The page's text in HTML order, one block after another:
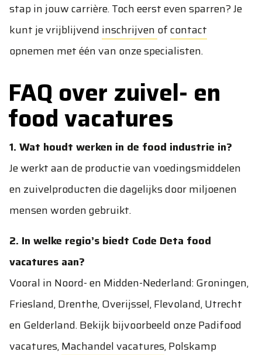
stap in jouw carrière. Toch eerst even sparren? Je
kunt je vrijblijvend inschrijven ofcontact
opnemen met één van onze specialisten.
FAQ over zuivel- en
food vacatures
1. Wat houdt werken in de food industrie in?
Je werkt aan de productie van voedingsmiddelen
en zuivelproducten die dagelijks door miljoenen
mensen worden gebruikt.
2. In welke regio’s biedt Code Deta food
vacatures aan?
Vooral in Noord- en Midden-Nederland: Groningen,
Friesland, Drenthe, Overijssel, Flevoland, Utrecht
en Gelderland. Bekijk bijvoorbeeld onzePadifood
vacatures,Machandel vacatures,Polskamp